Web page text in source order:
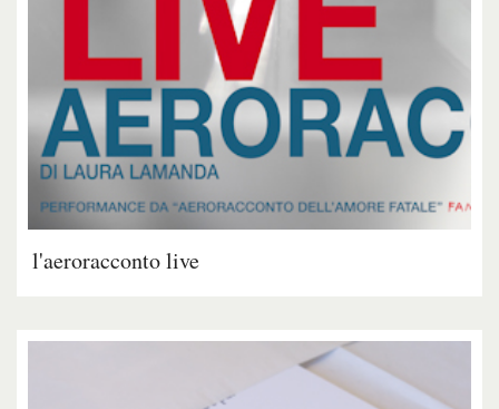
l'aeroracconto live